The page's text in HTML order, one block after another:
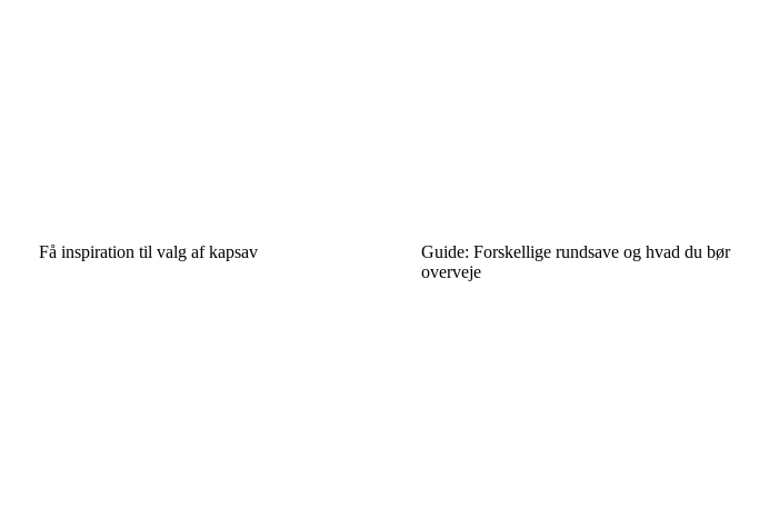
Få inspiration til valg af kapsav
Guide: Forskellige rundsave og hvad du bør
overveje